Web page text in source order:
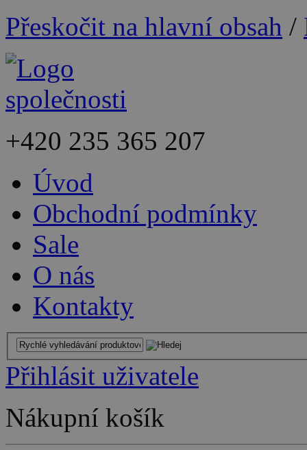
Přeskočit na hlavní obsah /
+420 235 365 207
Úvod
Obchodní podmínky
Sale
O nás
Kontakty
Přihlásit uživatele
Nákupní košík